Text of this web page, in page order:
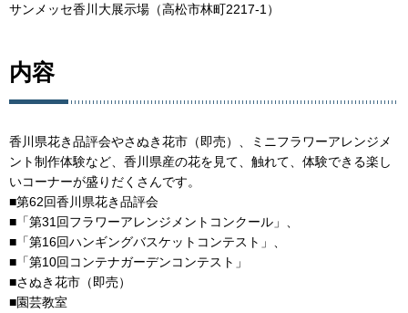
サンメッセ香川大展示場（高松市林町2217-1）
内容
香川県花き品評会やさぬき花市（即売）、ミニフラワーアレンジメ
ント制作体験など、香川県産の花を見て、触れて、体験できる楽し
いコーナーが盛りだくさんです。
■第62回香川県花き品評会
■「第31回フラワーアレンジメントコンクール」、
■「第16回ハンギングバスケットコンテスト」、
■「第10回コンテナガーデンコンテスト」
■さぬき花市（即売）
■園芸教室